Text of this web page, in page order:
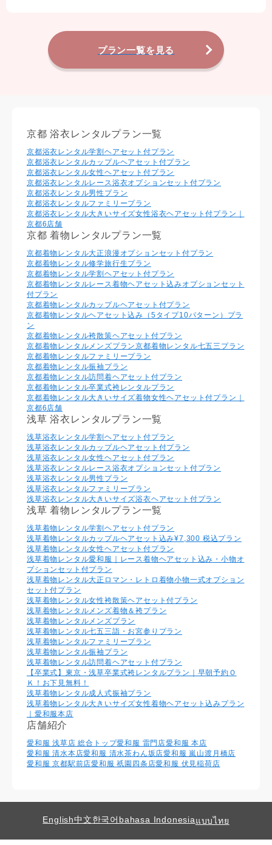
プラン一覧を見る
京都 浴衣レンタルプラン一覧
京都浴衣レンタル学割ヘアセット付プラン
京都浴衣レンタルカップルヘアセット付プラン
京都浴衣レンタル⼥性ヘアセット付プラン
京都浴衣レンタルレース浴衣オプションセット付プラン
京都浴衣レンタル男性プラン
京都浴衣レンタルファミリープラン
京都浴衣レンタル大きいサイズ女性浴衣ヘアセット付プラン｜
京都6店舗
京都 着物レンタルプラン一覧
京都着物レンタル大正浪漫オプションセット付プラン
京都着物レンタル修学旅行生プラン
京都着物レンタル学割ヘアセット付プラン
京都着物レンタルレース着物ヘアセット込みオプションセット
付プラン
京都着物レンタルカップルヘアセット付プラン
京都着物レンタルヘアセット込み（5タイプ10パターン）プラ
ン
京都着物レンタル袴散策ヘアセット付プラン
京都着物レンタルメンズプラン京都着物レンタル七五三プラン
京都着物レンタルファミリープラン
京都着物レンタル振袖プラン
京都着物レンタル訪問着ヘアセット付プラン
京都着物レンタル卒業式袴レンタルプラン
京都着物レンタル大きいサイズ着物女性ヘアセット付プラン｜
京都6店舗
浅草 浴衣レンタルプラン一覧
浅草浴衣レンタル学割ヘアセット付プラン
浅草浴衣レンタルカップルヘアセット付プラン
浅草浴衣レンタル⼥性ヘアセット付プラン
浅草浴衣レンタルレース浴衣オプションセット付プラン
浅草浴衣レンタル男性プラン
浅草浴衣レンタルファミリープラン
浅草浴衣レンタル大きいサイズ浴衣ヘアセット付プラン
浅草 着物レンタルプラン一覧
浅草着物レンタル学割ヘアセット付プラン
浅草着物レンタルカップルヘアセット込み¥7,300 税込プラン
浅草着物レンタル⼥性ヘアセット付プラン
浅草着物レンタル愛和服｜レース着物ヘアセット込み・小物オ
プションセット付プラン
浅草着物レンタル大正ロマン・レトロ着物小物一式オプション
セット付プラン
浅草着物レンタル女性袴散策ヘアセット付プラン
浅草着物レンタルメンズ着物＆袴プラン
浅草着物レンタルメンズプラン
浅草着物レンタル七五三詣・お宮参りプラン
浅草着物レンタルファミリープラン
浅草着物レンタル振袖プラン
浅草着物レンタル訪問着ヘアセット付プラン
【卒業式】東京・浅草卒業式袴レンタルプラン｜早朝予約Ｏ
Ｋ！お下見無料！
浅草着物レンタル成人式振袖プラン
浅草着物レンタル大きいサイズ女性着物ヘアセット込みプラン
｜愛和服本店
店舗紹介
愛和服 浅草店 総合トップ愛和服 雷門店愛和服 本店
愛和服 清水本店愛和服 清水茶わん坂店愛和服 嵐山渡月橋店
愛和服 京都駅前店愛和服 祇園四条店愛和服 伏見稲荷店
English中文한국어 bahasa Indonesiaแบบไทย